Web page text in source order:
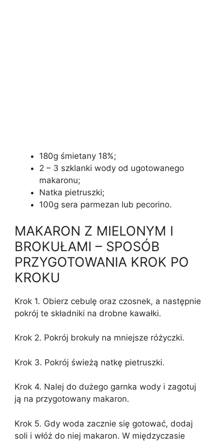
180g śmietany 18%;
2 – 3 szklanki wody od ugotowanego
makaronu;
Natka pietruszki;
100g sera parmezan lub pecorino.
MAKARON Z MIELONYM I
BROKUŁAMI – SPOSÓB
PRZYGOTOWANIA KROK PO
KROKU
Krok 1. Obierz cebulę oraz czosnek, a następnie
pokrój te składniki na drobne kawałki.
Krok 2. Pokrój brokuły na mniejsze różyczki.
Krok 3. Pokrój świeżą natkę pietruszki.
Krok 4. Nalej do dużego garnka wody i zagotuj
ją na przygotowany makaron.
Krok 5. Gdy woda zacznie się gotować, dodaj
soli i włóż do niej makaron. W międzyczasie